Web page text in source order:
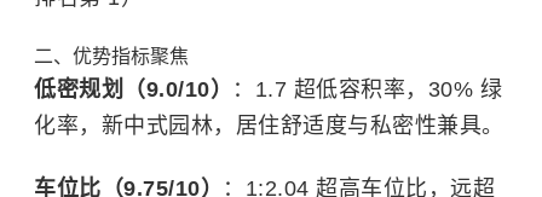
二、优势指标聚焦
低密规划（9.0/10）
：1.7 超低容积率，30% 绿
化率，新中式园林，居住舒适度与私密性兼具。
车位比（9.75/10） ：1:2.04 超高车位比，远超